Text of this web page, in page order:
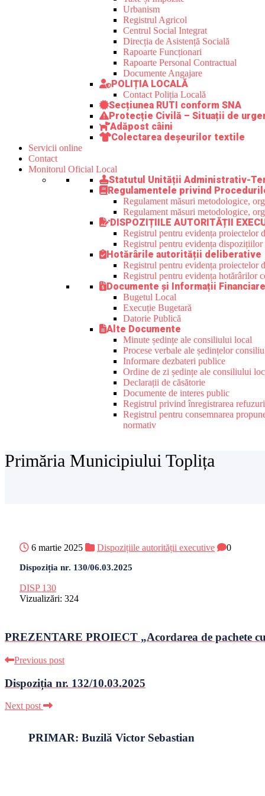
Urbanism
Registrul Agricol
Centrul Social Integrat
Direcția de Asistență Socială
Rapoarte Funcționari
Rapoarte Personal Contractual
Documente Angajare
POLIȚIA LOCALĂ
Contact Poliția Locală
Secțiunea RUTI conform SNA
Protecție Civilă – Situații de
Adăpost câini
Colectarea deșeurilor textile
Servicii online
Contact
Monitorul Oficial Local
Statutul Unității Administrativ-
Regulamentele privind
Regulament măsuri metodologice,
Regulament măsuri metodologice,
DISPOZIȚIILE AUTORITĂȚII
Registrul pentru evidența proiectelor
Registrul pentru evidența dispozițiilor
Hotărârile autorității deliberative
Registrul pentru evidența proiectelor
Registrul pentru evidența hotărârilor
Documente și Informații Financiare
Bugetul Local
Execuție Bugetară
Datorie Publică
Alte Documente
Minute ședințe ale consiliului local
Procese verbale ale ședințelor
Informare dezbateri publice
Ordine de zi ședințe ale consiliului
Declarații de căsătorie
Documente de interes public
Registrul privind înregistrarea
Registrul pentru consemnarea
normativ
Primăria Municipiului Toplița
6 martie 2025 Dispozițiile autorității executive 0
Dispoziția nr. 130/06.03.2025
DISP 130
Vizualizări: 324
PREZENTARE PROIECT „Acordarea de pachete
Previous post
Dispoziția nr. 132/10.03.2025
Next post
PRIMAR: Buzilă Victor Sebastian